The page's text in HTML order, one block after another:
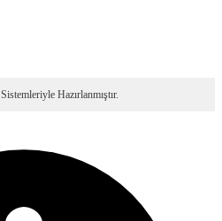
Sistemleriyle Hazırlanmıştır.